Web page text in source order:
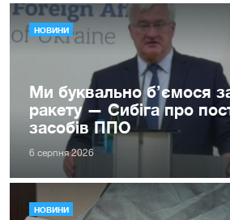
НОВИНИ
Ми буквально б’ємося
ракету — Сибіга про
засобів ППО
6 серпня 2026
НОВИНИ